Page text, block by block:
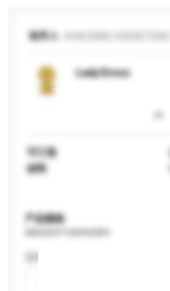
收件人
Lady Dress
可订造
材料
产品规格